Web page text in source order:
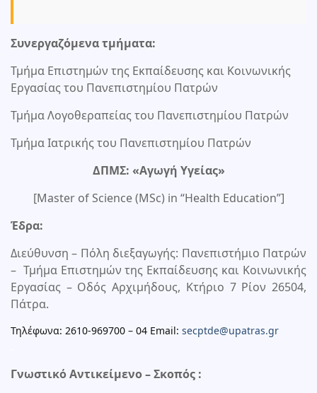
Συνεργαζόμενα τμήματα:
Τμήμα Επιστημών της Εκπαίδευσης και Κοινωνικής
Εργασίας του Πανεπιστημίου Πατρών
Τμήμα Λογοθεραπείας του Πανεπιστημίου Πατρών
Τμήμα Ιατρικής του Πανεπιστημίου Πατρών
ΔΠΜΣ: «Αγωγή Υγείας»
[Master of Science (MSc) in “Health Education”]
Έδρα:
Διεύθυνση – Πόλη διεξαγωγής: Πανεπιστήμιο Πατρών
– Τμήμα Επιστημών της Εκπαίδευσης και Κοινωνικής
Εργασίας – Οδός Αρχιμήδους, Κτήριο 7 Ρίον 26504,
Πάτρα.
Τηλέφωνα: 2610-969700 – 04 Email: secptde@upatras.gr
Γνωστικό Αντικείμενο – Σκοπός :